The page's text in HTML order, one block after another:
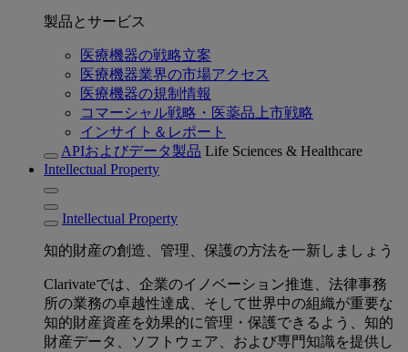
製品とサービス
医療機器の戦略立案
医療機器業界の市場アクセス
医療機器の規制情報
コマーシャル戦略・医薬品上市戦略
インサイト＆レポート
APIおよびデータ製品 Life Sciences & Healthcare
Intellectual Property
Intellectual Property
知的財産の創造、管理、保護の方法を一新しましょう
Clarivateでは、企業のイノベーション推進、法律事務
所の業務の卓越性達成、そして世界中の組織が重要な
知的財産資産を効果的に管理・保護できるよう、知的
財産データ、ソフトウェア、および専門知識を提供し